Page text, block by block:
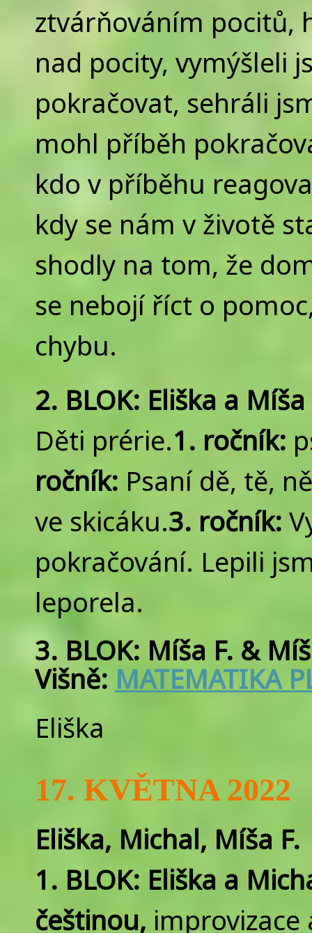
ztvárňováním pocitů,
nad pocity, vymýšleli
pokračovat, sehráli
mohl příběh
kdo v příběhu
kdy se nám v životě
shodly na tom, že
se nebojí říct o
chybu.
2. BLOK: Eliška a
Děti prérie.1. ročník:
ročník: Psaní dě, tě,
ve skicáku.3. ročník:
pokračování. Lepili
leporela.
3. BLOK: Míša F. &
Višně: MATEMATIKA
Eliška
17. KVĚTNA 2022
Eliška, Michal, Míša F.
1. BLOK: Eliška a
češtinou,